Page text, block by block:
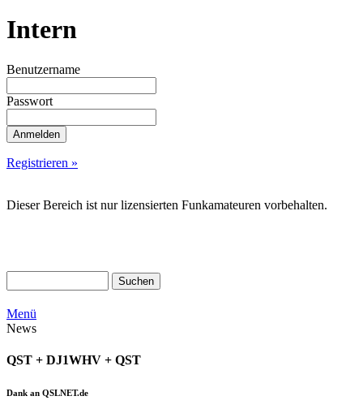
Intern
Benutzername
Passwort
Registrieren »
Dieser Bereich ist nur lizensierten Funkamateuren vorbehalten.
Menü
News
QST + DJ1WHV + QST
Dank an QSLNET.de